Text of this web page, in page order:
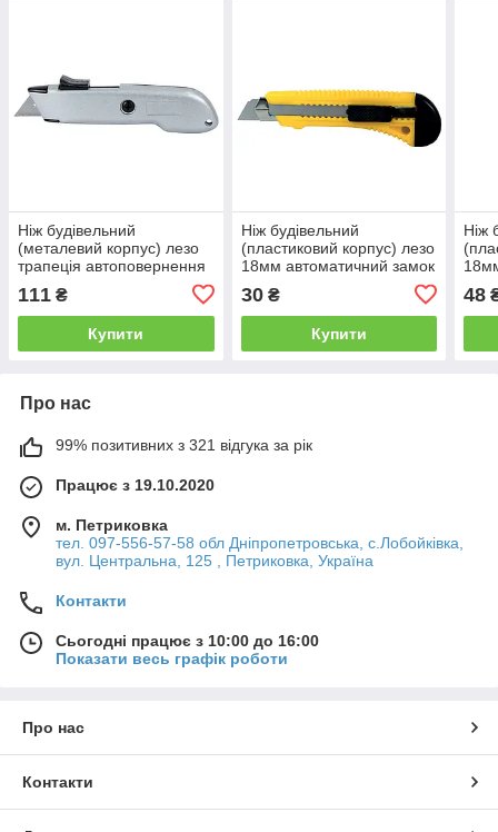
Ніж будівельний
(металевий корпус) лезо
трапеція автоповернення
111 ₴
Купити
Ніж будівельний
(пластиковий корпус) лезо
18мм автоматичний замок
30₴
Купити
Ніж
48
Про нас
99% позитивних з 321 відгука за рік
Працює з 19.10.2020
м. Петриковка
тел. 097-556-57-58 обл Дніпропетровська, с.Лобойківка,
вул. Центральна, 125 , Петриковка, Україна
Контакти
Сьогодні працює з 10:00 до 16:00
Показати весь графік роботи
Про нас
Контакти